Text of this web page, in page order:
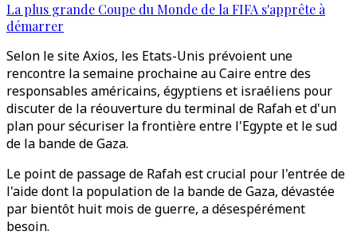
La plus grande Coupe du Monde de la FIFA s'apprête à
démarrer
Selon le site Axios, les Etats-Unis prévoient une
rencontre la semaine prochaine au Caire entre des
responsables américains, égyptiens et israéliens pour
discuter de la réouverture du terminal de Rafah et d'un
plan pour sécuriser la frontière entre l'Egypte et le sud
de la bande de Gaza.
Le point de passage de Rafah est crucial pour l'entrée de
l'aide dont la population de la bande de Gaza, dévastée
par bientôt huit mois de guerre, a désespérément
besoin.